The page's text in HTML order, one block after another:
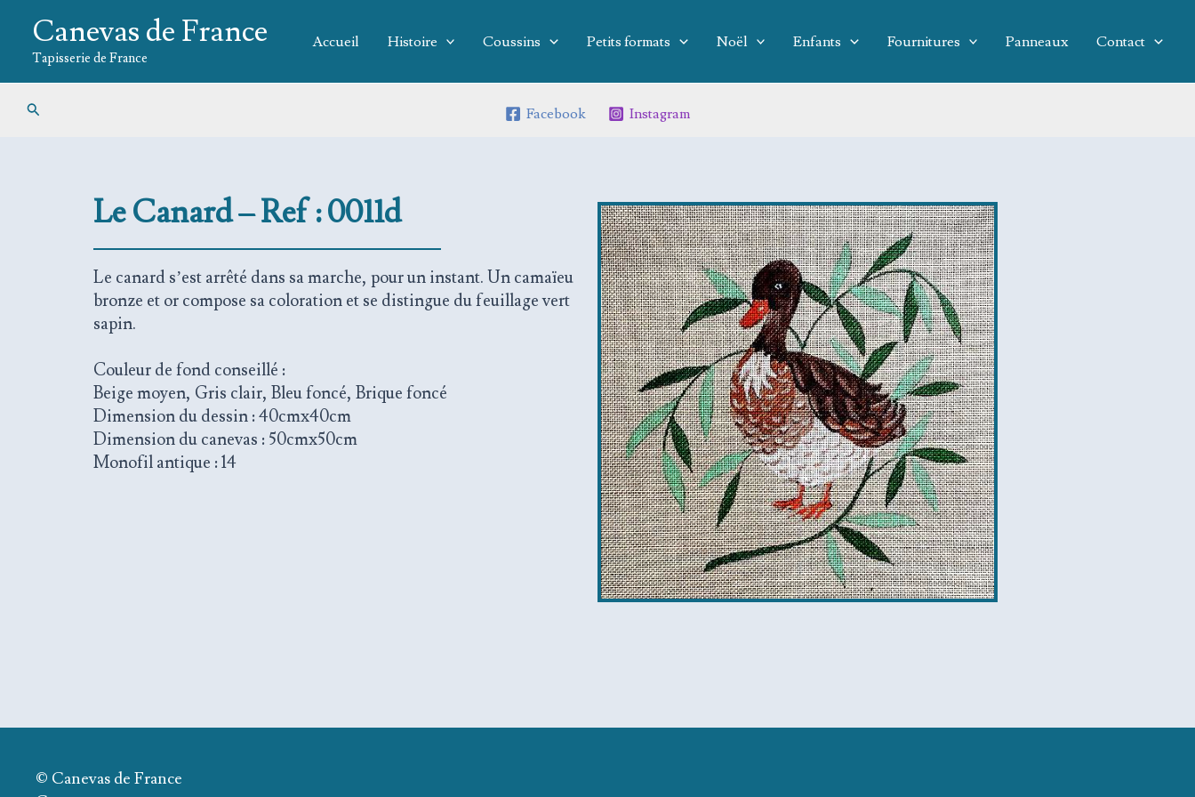
contenu
Canevas de France
Tapisserie de France
Accueil Histoire Coussins Petits formats Noël Enfants Fournitures Panneaux Contact
Rechercher Facebook Instagram
Le Canard – Ref : 0011d
Le canard s’est arrêté dans sa marche, pour un instant. Un camaïeu
bronze et or compose sa coloration et se distingue du feuillage vert
sapin.
Couleur de fond conseillé :
Beige moyen, Gris clair, Bleu foncé, Brique foncé
Dimension du dessin : 40cmx40cm
Dimension du canevas : 50cmx50cm
Monofil antique : 14
© Canevas de France